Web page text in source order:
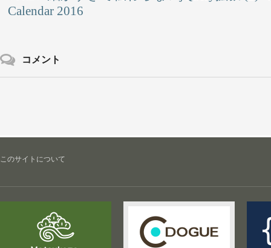
Calendar 2016
コメント
このサイトについて